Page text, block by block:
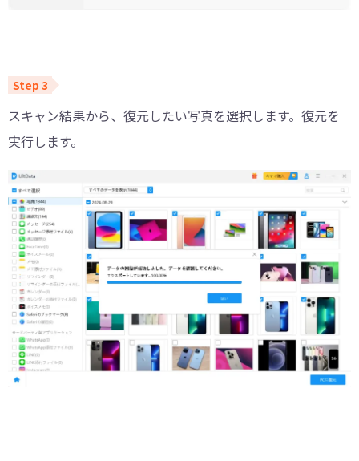
スキャン結果から、復元したい写真を選択します。復元を
実行します。